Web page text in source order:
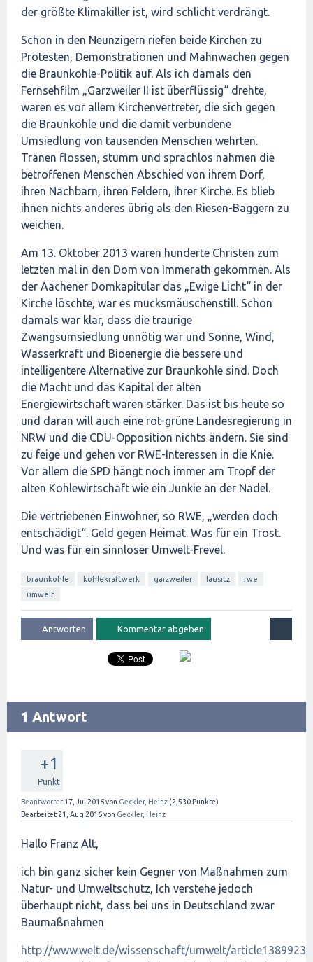
der größte Klimakiller ist, wird schlicht verdrängt.
Schon in den Neunzigern riefen beide Kirchen zu
Protesten, Demonstrationen und Mahnwachen gegen
die Braunkohle-Politik auf. Als ich damals den
Fernsehfilm „Garzweiler II ist überflüssig“ drehte,
waren es vor allem Kirchenvertreter, die sich gegen
die Braunkohle und die damit verbundene
Umsiedlung von tausenden Menschen wehrten.
Tränen flossen, stumm und sprachlos nahmen die
betroffenen Menschen Abschied von ihrem Dorf,
ihren Nachbarn, ihren Feldern, ihrer Kirche. Es blieb
ihnen nichts anderes übrig als den Riesen-Baggern zu
weichen.
Am 13. Oktober 2013 waren hunderte Christen zum
letzten mal in den Dom von Immerath gekommen. Als
der Aachener Domkapitular das „Ewige Licht“ in der
Kirche löschte, war es mucksmäuschenstill. Schon
damals war klar, dass die traurige
Zwangsumsiedlung unnötig war und Sonne, Wind,
Wasserkraft und Bioenergie die bessere und
intelligentere Alternative zur Braunkohle sind. Doch
die Macht und das Kapital der alten
Energiewirtschaft waren stärker. Das ist bis heute so
und daran will auch eine rot-grüne Landesregierung in
NRW und die CDU-Opposition nichts ändern. Sie sind
zu feige und gehen vor RWE-Interessen in die Knie.
Vor allem die SPD hängt noch immer am Tropf der
alten Kohlewirtschaft wie ein Junkie an der Nadel.
Die vertriebenen Einwohner, so RWE, „werden doch
entschädigt“. Geld gegen Heimat. Was für ein Trost.
Und was für ein sinnloser Umwelt-Frevel.
braunkohle kohlekraftwerk garzweiler lausitz
rwe
umwelt
1 Antwort
+1
Punkt
Beantwortet 17, Jul 2016von Geckler, Heinz (2,530 Punkte)
Bearbeitet 21, Aug 2016von Geckler, Heinz
Hallo Franz Alt,
ich bin ganz sicher kein Gegner von Maßnahmen zum
Natur- und Umweltschutz, Ich verstehe jedoch
überhaupt nicht, dass bei uns in Deutschland zwar
Baumaßnahmen
http://www.welt.de/wissenschaft/umwelt/